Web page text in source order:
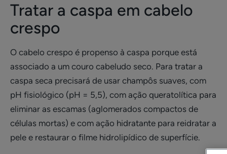
Tratar a caspa em cabelo
crespo
O cabelo crespo é propenso à caspa porque está
associado a um couro cabeludo seco. Para tratar a
caspa seca precisará de usar champôs suaves, com
pH fisiológico (pH = 5,5), com ação queratolítica para
eliminar as escamas (aglomerados compactos de
células mortas) e com ação hidratante para reidratar a
pele e restaurar o filme hidrolipídico de superfície.